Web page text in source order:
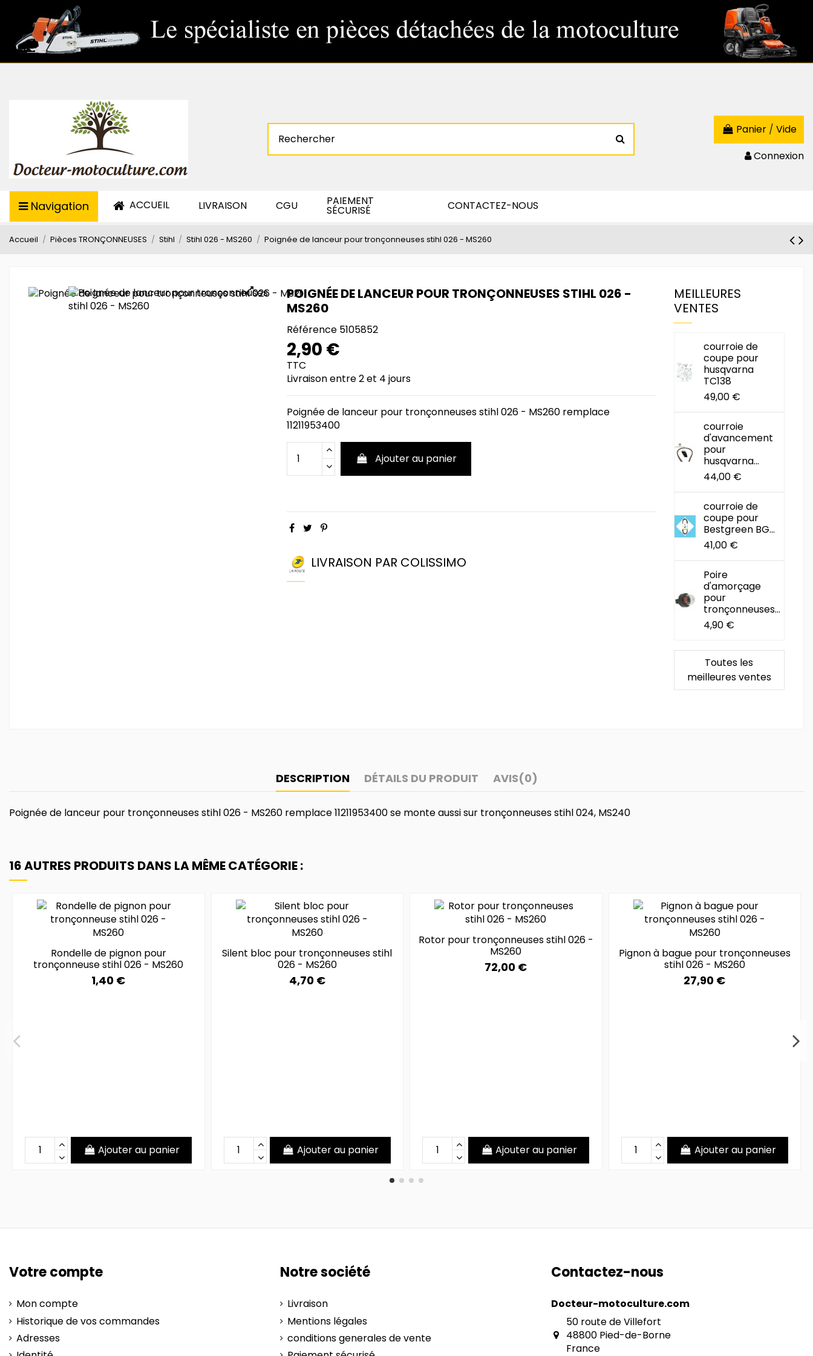
Panier / Vide
Connexion
Navigation ACCUEIL LIVRAISON CGU PAIEMENT
SÉCURISÉ CONTACTEZ-NOUS
Accueil Pièces TRONÇONNEUSES Stihl Stihl 026 - MS260 Poignée de lanceur pour tronçonneuses stihl 026 - MS260
POIGNÉE DE LANCEUR POUR TRONÇONNEUSES STIHL 026 -
MS260
Référence 5105852
2,90 €
TTC
Livraison entre 2 et 4 jours
Poignée de lanceur pour tronçonneuses stihl 026 - MS260 remplace
11211953400
Ajouter au panier
LIVRAISON PAR COLISSIMO
MEILLEURES
VENTES
courroie de
coupe pour
husqvarna
TC138
49,00 €
courroie
d'avancement
pour
husqvarna...
44,00 €
courroie de
coupe pour
Bestgreen BG...
41,00 €
Poire
d'amorçage
pour
tronçonneuses...
4,90 €
Toutes les
meilleures ventes
DESCRIPTION DÉTAILS DU PRODUIT AVIS(0)
Poignée de lanceur pour tronçonneuses stihl 026 - MS260 remplace 11211953400 se monte aussi sur tronçonneuses stihl 024, MS240
16 AUTRES PRODUITS DANS LA MÊME CATÉGORIE :
Rondelle de pignon pour
tronçonneuse stihl 026 - MS260
1,40 €
Ajouter au panier
Silent bloc pour tronçonneuses stihl
026 - MS260
4,70 €
Ajouter au panier
Rotor pour tronçonneuses stihl 026 -
MS260
72,00 €
Ajouter au panier
Pignon à bague pour tronçonneuses
stihl 026 - MS260
27,90 €
Ajouter au panier
Votre compte
Mon compte
Historique de vos commandes
Adresses
Notre société
Livraison
Mentions légales
conditions generales de vente
Contactez-nous
Docteur-motoculture.com
50 route de Villefort
48800 Pied-de-Borne
France